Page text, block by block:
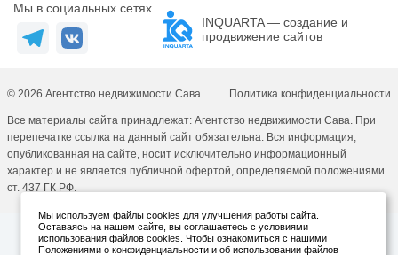
Мы в социальных сетях
INQUARTA — создание и
продвижение сайтов
© 2026 Агентство недвижимости Сава Политика конфиденциальности
Все материалы сайта принадлежат: Агентство недвижимости Сава. При
перепечатке ссылка на данный сайт обязательна. Вся информация,
опубликованная на сайте, носит исключительно информационный
характер и не является публичной офертой, определяемой положениями
ст. 437 ГК РФ.
Мы используем файлы cookies для улучшения работы сайта.
Оставаясь на нашем сайте, вы соглашаетесь с условиями
использования файлов cookies. Чтобы ознакомиться с нашими
Положениями о конфиденциальности и об использовании файлов